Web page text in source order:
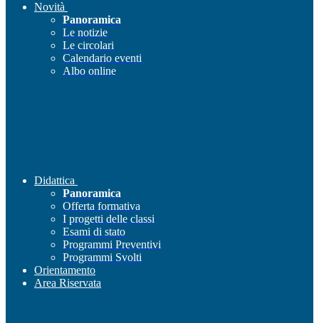
Novità
Panoramica
Le notizie
Le circolari
Calendario eventi
Albo online
Didattica
Panoramica
Offerta formativa
I progetti delle classi
Esami di stato
Programmi Preventivi
Programmi Svolti
Orientamento
Area Riservata